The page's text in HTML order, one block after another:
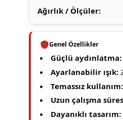
Ağırlık / Ölçüler:
Genel Özellikler
Güçlü aydınlatma:
Ayarlanabilir ışık:
Temassız kullanım:
Uzun çalışma
Dayanıklı tasarım: